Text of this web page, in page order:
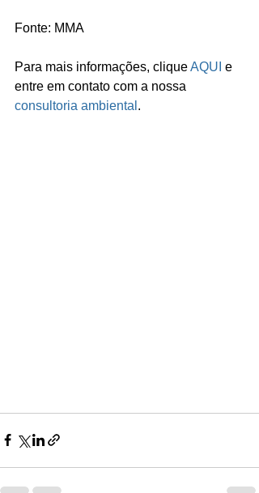
Fonte: MMA
Para mais informações, clique AQUI e
entre em contato com a nossa
consultoria ambiental .